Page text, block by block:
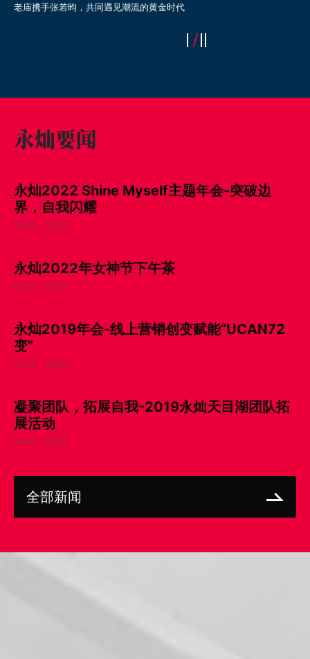
老庙携手张若昀，共同遇见潮流的黄金时代
永灿要闻
永灿2022 Shine Myself主题年会-突破边
界，自我闪耀
03.18 - 2022
永灿2022年女神节下午茶
03.15 - 2022
永灿2019年会-线上营销创变赋能“UCAN72
变”
02.18 - 2020
凝聚团队，拓展自我-2019永灿天目湖团队拓
展活动
04.16 - 2019
全部新闻